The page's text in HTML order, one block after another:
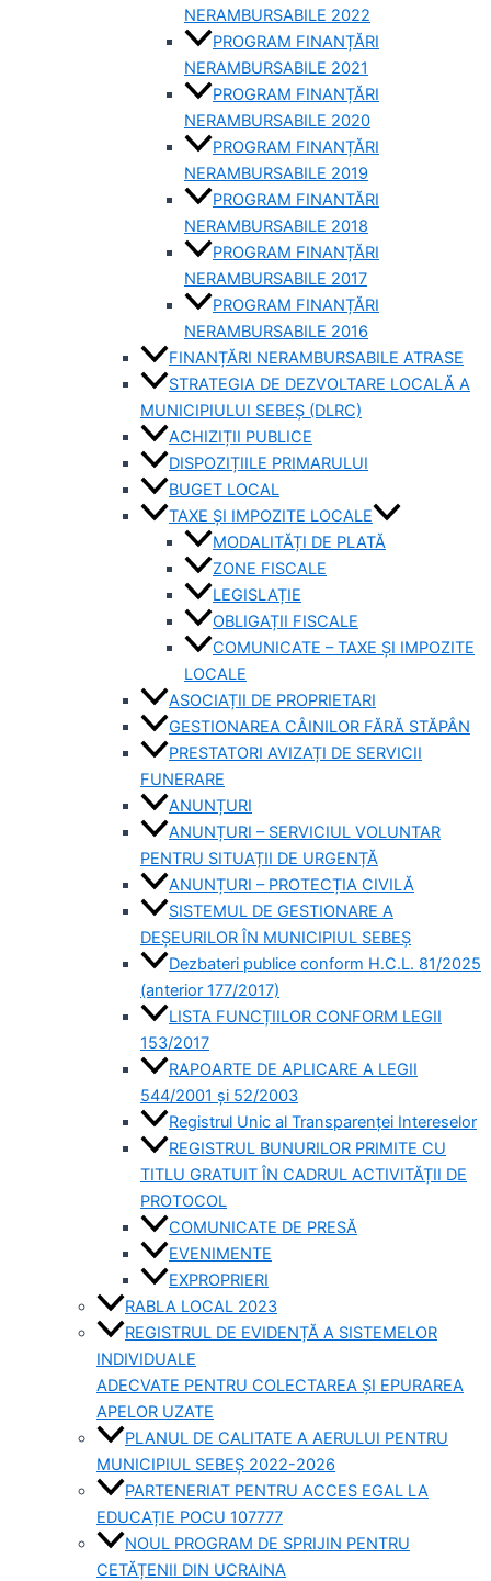
NERAMBURSABILE 2022
PROGRAM FINANȚĂRI
NERAMBURSABILE 2021
PROGRAM FINANȚĂRI
NERAMBURSABILE 2020
PROGRAM FINANȚĂRI
NERAMBURSABILE 2019
PROGRAM FINANTĂRI
NERAMBURSABILE 2018
PROGRAM FINANȚĂRI
NERAMBURSABILE 2017
PROGRAM FINANȚĂRI
NERAMBURSABILE 2016
FINANȚĂRI NERAMBURSABILE ATRASE
STRATEGIA DE DEZVOLTARE LOCALĂ A
MUNICIPIULUI SEBEȘ (DLRC)
ACHIZIȚII PUBLICE
DISPOZIȚIILE PRIMARULUI
BUGET LOCAL
TAXE ȘI IMPOZITE LOCALE
MODALITĂȚI DE PLATĂ
ZONE FISCALE
LEGISLAȚIE
OBLIGAȚII FISCALE
COMUNICATE – TAXE ȘI IMPOZITE
LOCALE
ASOCIAȚII DE PROPRIETARI
GESTIONAREA CÂINILOR FĂRĂ STĂPÂN
PRESTATORI AVIZAȚI DE SERVICII
FUNERARE
ANUNȚURI
ANUNȚURI – SERVICIUL VOLUNTAR
PENTRU SITUAȚII DE URGENȚĂ
ANUNȚURI – PROTECȚIA CIVILĂ
SISTEMUL DE GESTIONARE A
DEȘEURILOR ÎN MUNICIPIUL SEBEȘ
Dezbateri publice conform H.C.L. 81/2025
(anterior 177/2017)
LISTA FUNCȚIILOR CONFORM LEGII
153/2017
RAPOARTE DE APLICARE A LEGII
544/2001 și 52/2003
Registrul Unic al Transparenței Intereselor
REGISTRUL BUNURILOR PRIMITE CU
TITLU GRATUIT ÎN CADRUL ACTIVITĂȚII DE
PROTOCOL
COMUNICATE DE PRESĂ
EVENIMENTE
EXPROPRIERI
RABLA LOCAL 2023
REGISTRUL DE EVIDENȚĂ A SISTEMELOR
INDIVIDUALE
ADECVATE PENTRU COLECTAREA ȘI EPURAREA
APELOR UZATE
PLANUL DE CALITATE A AERULUI PENTRU
MUNICIPIUL SEBEȘ 2022-2026
PARTENERIAT PENTRU ACCES EGAL LA
EDUCAȚIE POCU 107777
NOUL PROGRAM DE SPRIJIN PENTRU
CETĂȚENII DIN UCRAINA